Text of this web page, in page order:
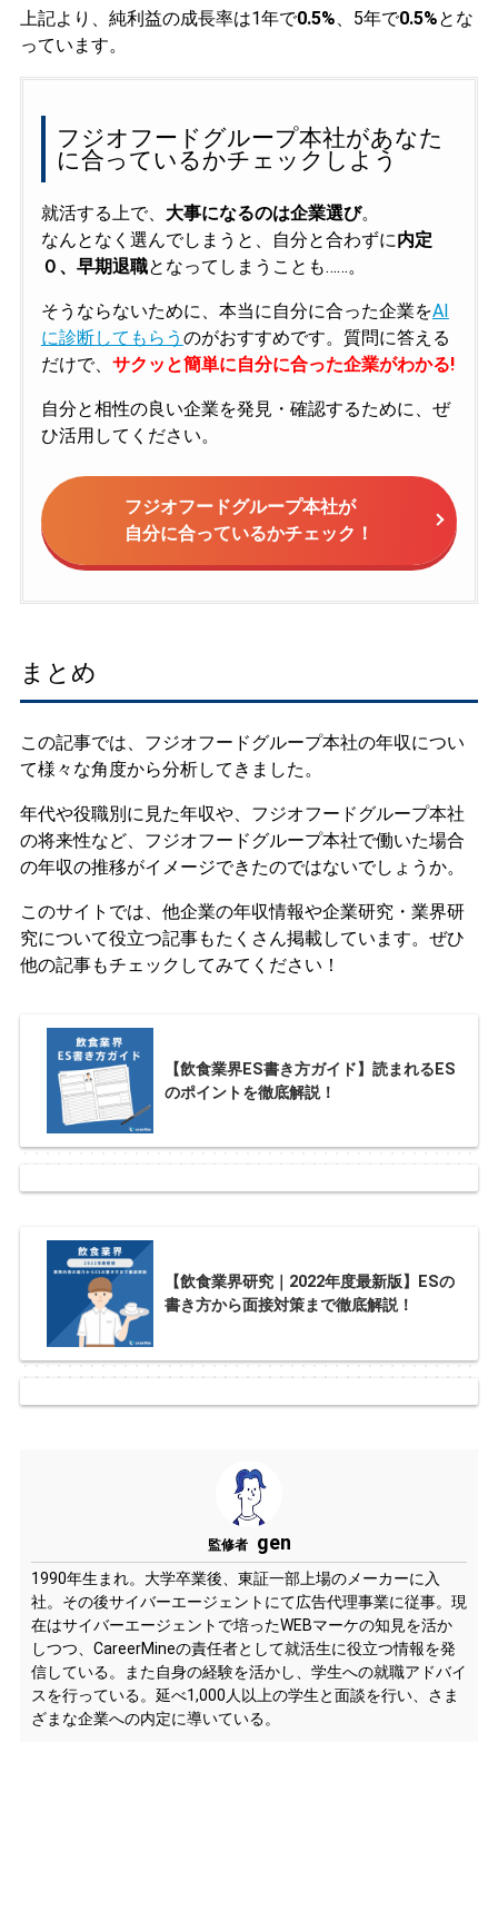
上記より、純利益の成長率は1年で0.5%、5年で0.5%とな
っています。
フジオフードグループ本社があなた
に合っているかチェックしよう
就活する上で、 大事になるのは企業選び。
なんとなく選んでしまうと、自分と合わずに内定
０、早期退職となってしまうことも……。
そうならないために、本当に自分に合った企業をAI
に診断してもらう のがおすすめです。質問に答える
だけで、 サクッと簡単に自分に合った企業がわかる!
自分と相性の良い企業を発見・確認するために、ぜ
ひ活用してください。
フジオフードグループ本社が
自分に合っているかチェック！
まとめ
この記事では、フジオフードグループ本社の年収につい
て様々な角度から分析してきました。
年代や役職別に見た年収や、フジオフードグループ本社
の将来性など、フジオフードグループ本社で働いた場合
の年収の推移がイメージできたのではないでしょうか。
このサイトでは、他企業の年収情報や企業研究・業界研
究について役立つ記事もたくさん掲載しています。ぜひ
他の記事もチェックしてみてください！
【飲食業界ES書き方ガイド】読まれるES
のポイントを徹底解説！
【飲食業界研究｜2022年度最新版】ESの
書き方から面接対策まで徹底解説！
監修者 gen
1990年生まれ。大学卒業後、東証一部上場のメーカーに入
社。その後サイバーエージェントにて広告代理事業に従事。現
在はサイバーエージェントで培ったWEBマーケの知見を活か
しつつ、CareerMineの責任者として就活生に役立つ情報を発
信している。また自身の経験を活かし、学生への就職アドバイ
スを行っている。延べ1,000人以上の学生と面談を行い、さま
ざまな企業への内定に導いている。